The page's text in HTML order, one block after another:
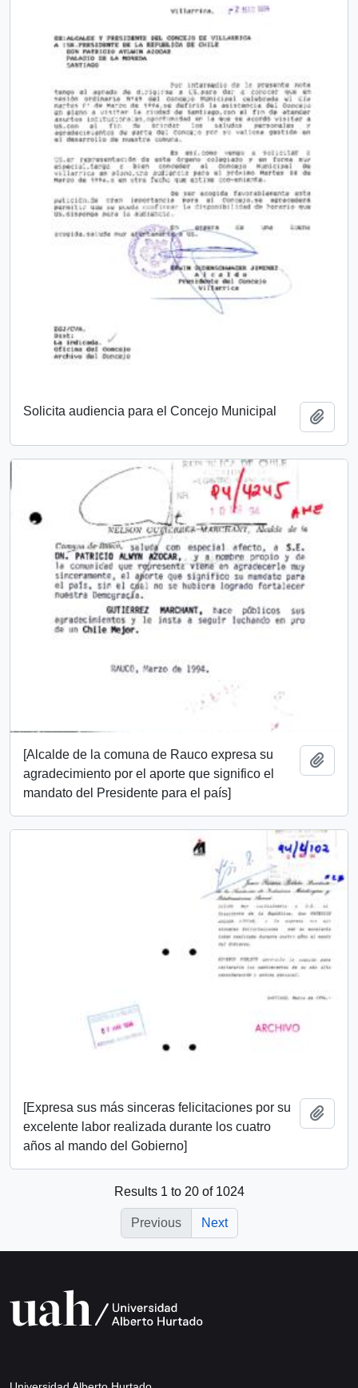
Solicita audiencia para el Concejo Municipal
[Alcalde de la comuna de Rauco expresa su
agradecimiento por el aporte que significo el
mandato del Presidente para el país]
[Expresa sus más sinceras felicitaciones por su
excelente labor realizada durante los cuatro
años al mando del Gobierno]
Results 1 to 20 of 1024
Previous Next